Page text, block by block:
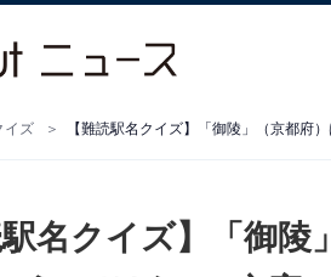
イズ 【難読駅名クイズ】「御陵」（京都府
駅名クイズ】「御